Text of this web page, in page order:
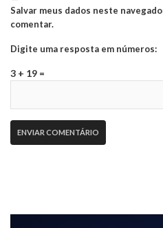
Salvar meus dados neste
comentar.
Digite uma resposta em números:
3 + 19 =